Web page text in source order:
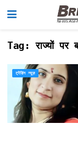
Tag:राज्यों
ट्रेंडिंग न्यूज़